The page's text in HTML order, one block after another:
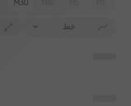
M30
خط